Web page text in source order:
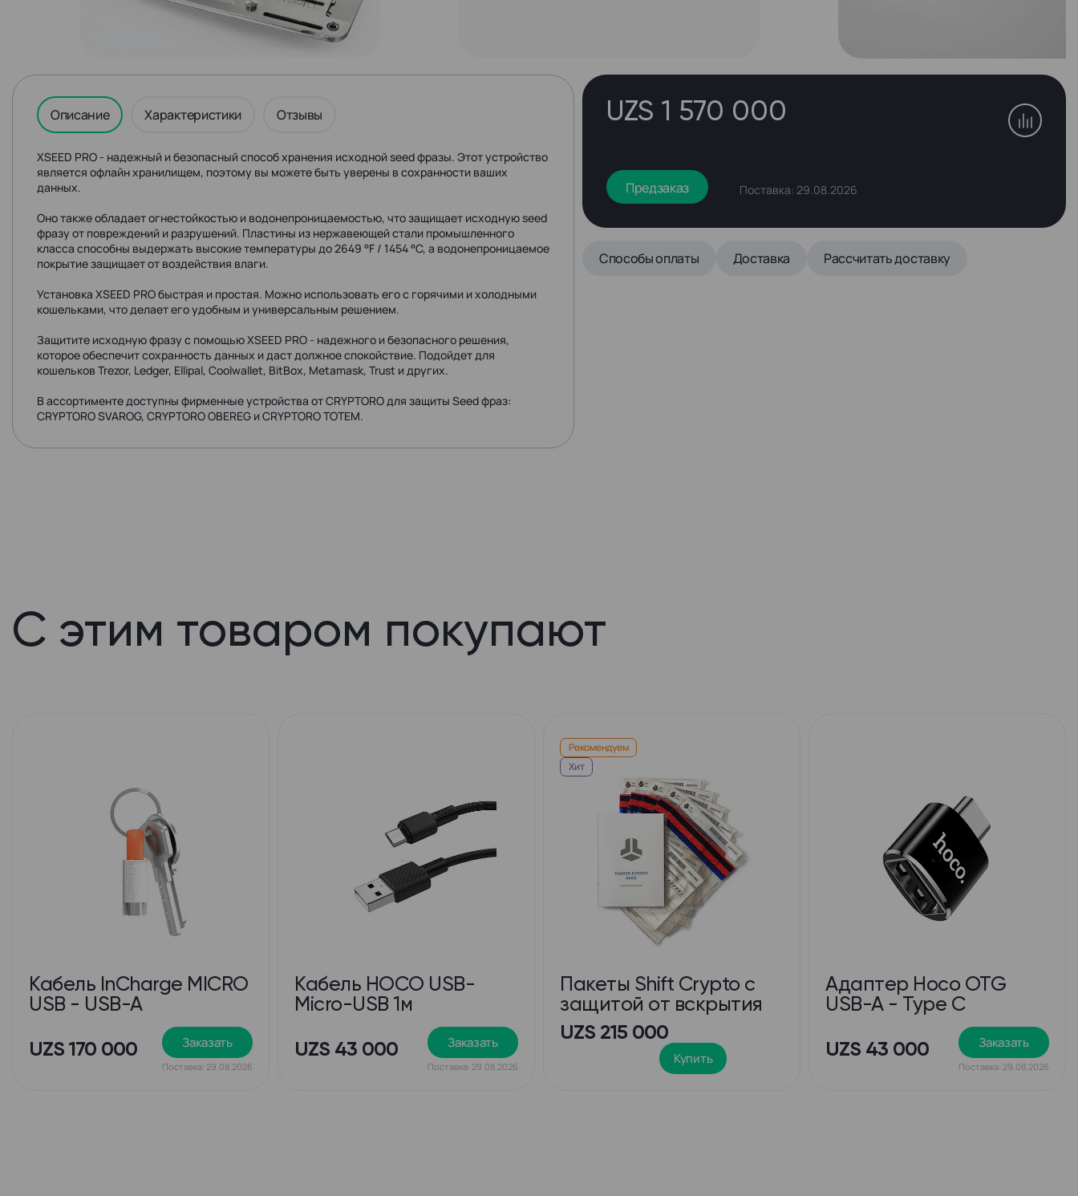
Описание Характеристики Отзывы
XSEED PRO - надежный и безопасный способ хранения исходной seed фразы. Этот устройство
является офлайн хранилищем, поэтому вы можете быть уверены в сохранности ваших
данных.
Оно также обладает огнестойкостью и водонепроницаемостью, что защищает исходную seed
фразу от повреждений и разрушений. Пластины из нержавеющей стали промышленного
класса способны выдержать высокие температуры до 2649 °F / 1454 °C, а водонепроницаемое
покрытие защищает от воздействия влаги.
Установка XSEED PRO быстрая и простая. Можно использовать его с горячими и холодными
кошельками, что делает его удобным и универсальным решением.
Защитите исходную фразу с помощью XSEED PRO - надежного и безопасного решения,
которое обеспечит сохранность данных и даст должное спокойствие. Подойдет для
кошельков Trezor, Ledger, Ellipal, Coolwallet, BitBox, Metamask, Trust и других.
В ассортименте доступны фирменные устройства от CRYPTORO для защиты Seed фраз:
CRYPTORO SVAROG, CRYPTORO OBEREG и CRYPTORO TOTEM.
UZS 1 570 000
Предзаказ Поставка: 29.08.2026
Способы оплаты Доставка Рассчитать доставку
С этим товаром покупают
Кабель InCharge MICRO
USB - USB-A
UZS 170 000 Заказать
Поставка: 29.08.2026
Кабель HOCO USB-
Micro-USB 1м
UZS 43 000 Заказать
Поставка: 29.08.2026
Рекомендуем
Хит
Пакеты Shift Crypto с
защитой от вскрытия
UZS 215 000
Купить
Адаптер Hoco OTG
USB-A - Type C
UZS 43 000 Заказать
Поставка: 29.08.2026